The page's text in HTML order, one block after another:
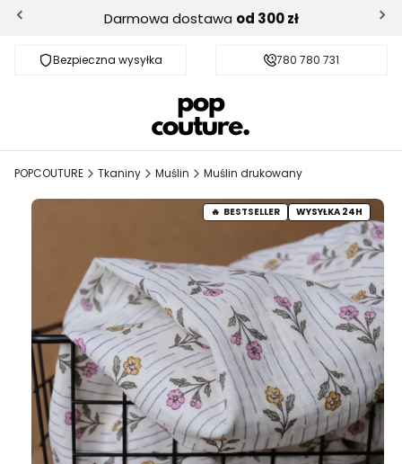
Darmowa dostawa od 300 zł
Bezpieczna wysyłka Darmowa dostawa od 300 zł
780 780 731
POPCOUTURE Tkaniny Muślin Muślin drukowany
BESTSELLER WYSYŁKA 24H